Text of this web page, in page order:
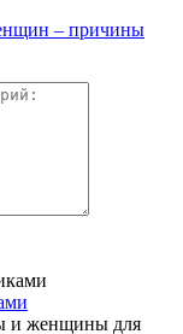
– причины